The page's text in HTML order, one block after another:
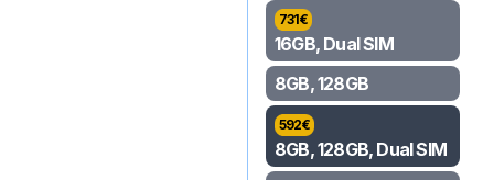
731€
16GB, Dual SIM
8GB, 128GB
592€
8GB, 128GB, Dual SIM